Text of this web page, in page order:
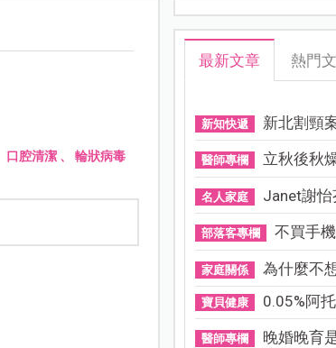
口腔清潔、 輪狀病毒
最新文章 熱門
新知快遞 新北割頸
醫師專欄 立秋後秋
名人家庭 Janet謝怡
部落客專欄 不買手機
家庭關係 為什麼不
寶貝健康 0.05%阿托
醫師專欄 晚婚晚育